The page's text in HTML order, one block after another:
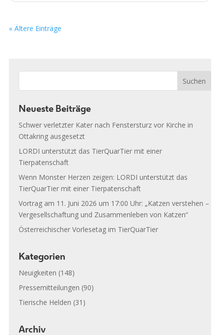
« Ältere Einträge
Neueste Beiträge
Schwer verletzter Kater nach Fenstersturz vor Kirche in
Ottakring ausgesetzt
LORDI unterstützt das TierQuarTier mit einer
Tierpatenschaft
Wenn Monster Herzen zeigen: LORDI unterstützt das
TierQuarTier mit einer Tierpatenschaft
Vortrag am 11. Juni 2026 um 17:00 Uhr: „Katzen verstehen –
Vergesellschaftung und Zusammenleben von Katzen“
Österreichischer Vorlesetag im TierQuarTier
Kategorien
Neuigkeiten (148)
Pressemitteilungen (90)
Tierische Helden (31)
Archiv